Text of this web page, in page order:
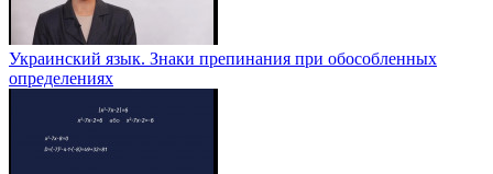
Украинский язык. Знаки препинания при обособленных
определениях